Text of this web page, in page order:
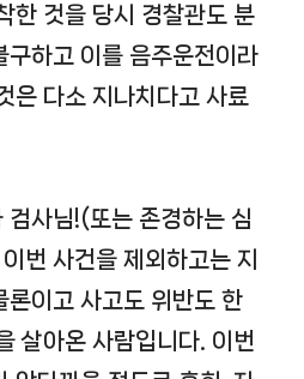
한 것을 당시 경찰관도 분
구하고 이를 음주운전이라
은 다소 지나치다고 사료
검사님!(또는 존경하는 심
번 사건을 제외하고는 지
론이고 사고도 위반도 한
살아온 사람입니다. 이번